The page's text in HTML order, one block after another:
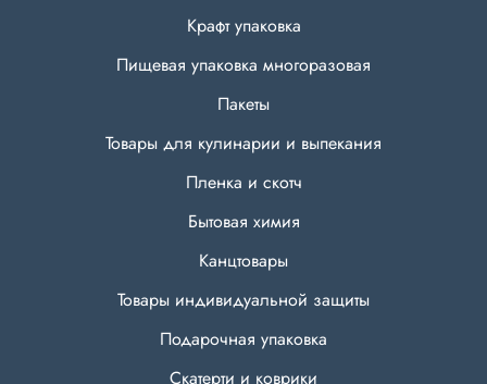
Крафт упаковка
Пищевая упаковка многоразовая
Пакеты
Товары для кулинарии и выпекания
Пленка и скотч
Бытовая химия
Канцтовары
Товары индивидуальной защиты
Подарочная упаковка
Скатерти и коврики